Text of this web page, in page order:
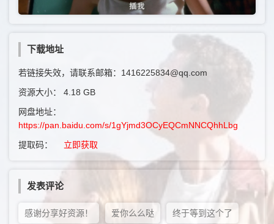
下载地址
若链接失效，请联系邮箱：1416225834@qq.com
资源大小：
4.18 GB
网盘地址：
https://pan.baidu.com/s/1gYjmd3OCyEQCmNNCQhhLbg
提取码：
立即获取
发表评论
感谢分享好资源！ 爱你么么哒 终于等到这个了